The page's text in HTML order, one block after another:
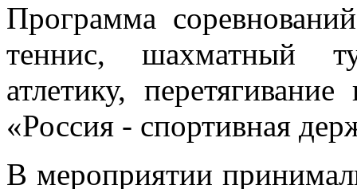
Программа
теннис, шахматный
атлетику,
«Россия - спортивная
В мероприятии